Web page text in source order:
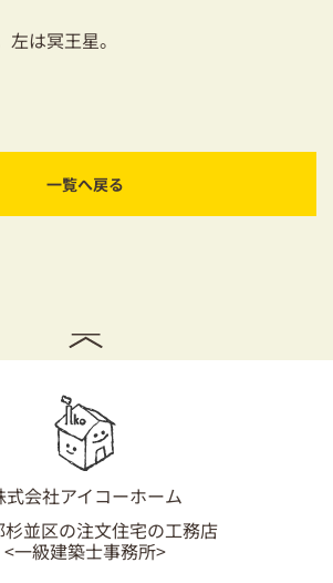
は冥王星。
一覧へ戻る
式会社アイコーホーム
杉並区の注文住宅の工務店
<一級建築士事務所>